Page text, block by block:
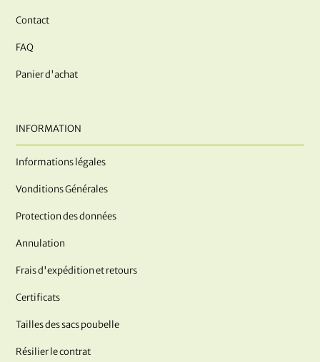
Contact
FAQ
Panier d'achat
INFORMATION
Informations légales
Vonditions Générales
Protection des données
Annulation
Frais d'expédition et retours
Certificats
Tailles des sacs poubelle
Résilier le contrat